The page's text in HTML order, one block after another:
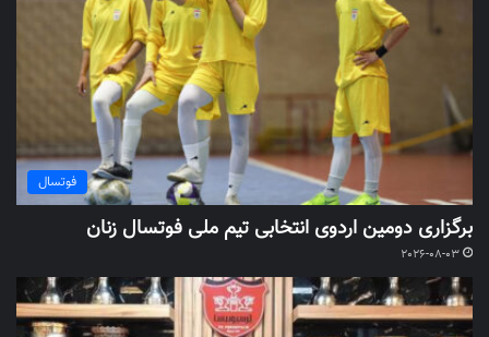
فوتسال
برگزاری دومین اردوی انتخابی تیم ملی فوتسال زنان
2026-08-03